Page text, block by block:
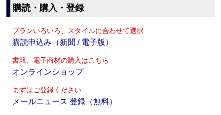
購読・購入・登録
プランいろいろ、スタイルに合わせて選択
購読申込み（新聞 / 電子版）
書籍、電子商材の購入はこちら
オンラインショップ
まずはご登録ください
メールニュース 登録（無料）